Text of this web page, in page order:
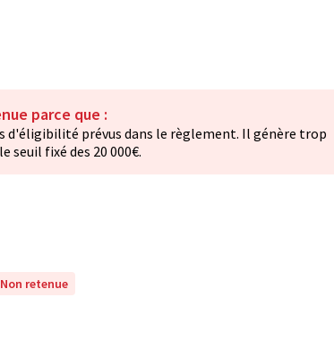
parce que :
d'éligibilité prévus dans le règlement. Il génère trop
seuil fixé des 20 000€.
Non retenue